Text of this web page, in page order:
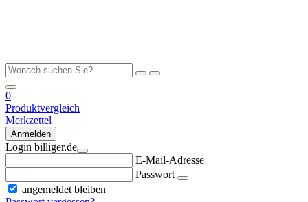
0
Produktvergleich
Merkzettel
Anmelden
Login billiger.de
E-Mail-Adresse
Passwort
angemeldet bleiben